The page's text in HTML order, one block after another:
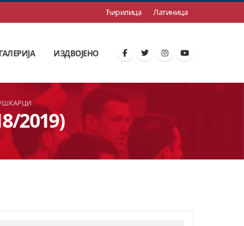
Ћирилица Латиница
ГАЛЕРИЈА ИЗДВОЈЕНО
2019)